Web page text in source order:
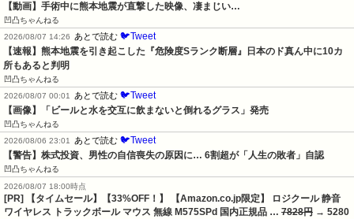
【動画】手術中に熊本地震が直撃した映像、凄まじい…
凹凸ちゃんねる
2026/08/07 14:26
あとで読む 🐦Tweet
【速報】熊本地震を引き起こした『危険度Sランク断層』日本のド真ん中に10カ
所もあると判明
凹凸ちゃんねる
2026/08/07 00:01
あとで読む 🐦Tweet
【画像】「ビールと水を交互に飲まないと倒れるグラス」発売
凹凸ちゃんねる
2026/08/06 23:01
あとで読む 🐦Tweet
【警告】株式投資、男性の自信喪失の原因に… 6割超が「人生の敗者」自認
凹凸ちゃんねる
2026/08/07 18:00時点
[PR] 【タイムセール】【33%OFF！】 【Amazon.co.jp限定】 ロジクール 静音
ワイヤレス トラックボール マウス 無線 M575SPd 国内正規品 … 7828円 → 5280